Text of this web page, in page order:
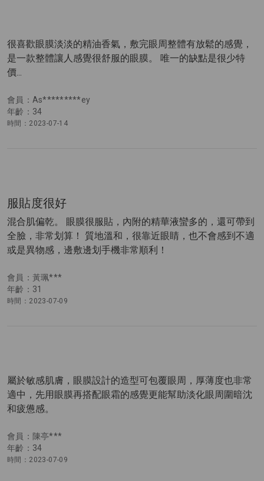
會員：As*********ey
年齡：34
時間：2023-07-14
很喜歡眼膜淡淡的精油香氣，敷完眼周整體有放鬆的感覺，
是一款整體讓人感覺很舒服的眼膜。 唯一的缺點是很少特
價...
會員：黃珮***
年齡：31
時間：2023-07-09
服貼度很好
混合肌偏乾。 眼膜很服貼，內附的精華液蠻多的，還可帶到
全臉，非常划算！ 質地溫和，很靠近眼睛，也不會感到不適
或是異物感，邊敷邊划手機非常順利！
會員：陳亭***
年齡：34
時間：2023-07-09
屬於敏感肌膚，眼膜設計的造型可包覆眼周，厚薄度也非常
適中，先用眼膜再搭配眼霜的感覺更能幫助淡化眼周圍暗沈
和疲憊感。